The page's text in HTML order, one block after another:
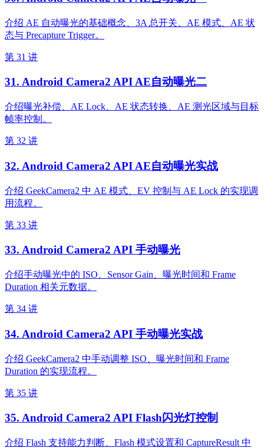
介绍 AE 自动曝光的基础概念、3A 总开关、AE 模式、AE 状
态与 Precapture Trigger。
第 31 讲
31. Android Camera2 API AE自动曝光二
介绍曝光补偿、AE Lock、AE 状态转换、AE 测光区域与目标
帧率控制。
第 32 讲
32. Android Camera2 API AE自动曝光实战
介绍 GeekCamera2 中 AE 模式、EV 控制与 AE Lock 的实现调
用流程。
第 33 讲
33. Android Camera2 API 手动曝光
介绍手动曝光中的 ISO、Sensor Gain、曝光时间和 Frame
Duration 相关元数据。
第 34 讲
34. Android Camera2 API 手动曝光实战
介绍 GeekCamera2 中手动调整 ISO、曝光时间和 Frame
Duration 的实现流程。
第 35 讲
35. Android Camera2 API Flash闪光灯控制
介绍 Flash 支持能力判断、Flash 模式设置和 CaptureResult 中